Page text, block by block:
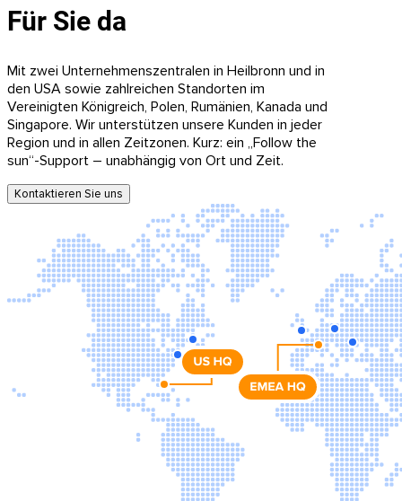
Für Sie da
Mit zwei Unternehmenszentralen in Heilbronn und in
den USA sowie zahlreichen Standorten im
Vereinigten Königreich, Polen, Rumänien, Kanada und
Singapore. Wir unterstützen unsere Kunden in jeder
Region und in allen Zeitzonen. Kurz: ein „Follow the
sun“-Support – unabhängig von Ort und Zeit.
Kontaktieren Sie uns